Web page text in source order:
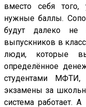
вместо себя
нужные баллы.
будут далеко не
выпускников в
люди, которые
определённое
студентами
экзамены за
система работает.